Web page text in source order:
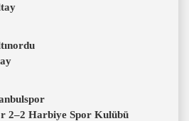
2–2 Harbiye Spor Kulübü